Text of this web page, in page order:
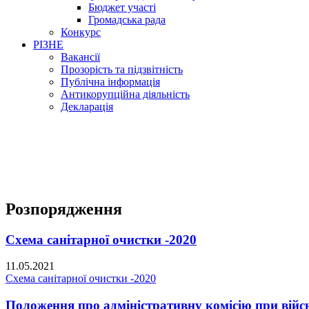
Бюджет участі
Громадська рада
Конкурс
РІЗНЕ
Вакансії
Прозорість та підзвітність
Публічна інформація
Антикорупційна діяльність
Декларація
Розпорядження
Схема санітарної очистки -2020
11.05.2021
Схема санітарної очистки -2020
Положення про адміністративну комісію при